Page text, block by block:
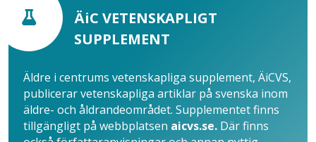
ÄiC VETENSKAPLIGT
SUPPLEMENT
Äldre i centrums vetenskapliga supplement, ÄiCVS,
publicerar vetenskapliga artiklar på svenska inom
äldre- och åldrandeområdet. Supplementet finns
tillgängligt på webbplatsen aicvs.se. Där finns